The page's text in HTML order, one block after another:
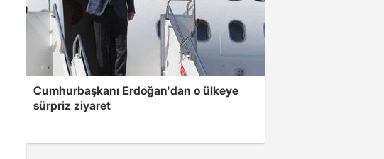
Cumhurbaşkanı Erdoğan'dan o ülkeye
sürpriz ziyaret